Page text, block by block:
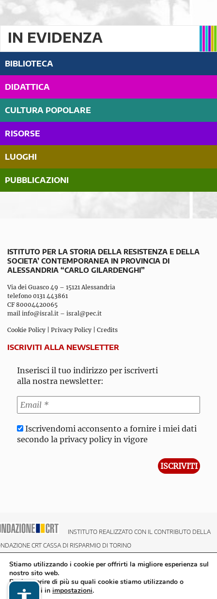
IN EVIDENZA
BIBLIOTECA
DIDATTICA
CULTURA POPOLARE
RISORSE
LUOGHI
PUBBLICAZIONI
ISTITUTO PER LA STORIA DELLA RESISTENZA E DELLA
SOCIETA’ CONTEMPORANEA IN PROVINCIA DI
ALESSANDRIA “CARLO GILARDENGHI”
Via dei Guasco 49 – 15121 Alessandria
telefono 0131 443861
CF 80004420065
mail info@isral.it – isral@pec.it
Cookie Policy Privacy Policy Credits
ISCRIVITI ALLA NEWSLETTER
Inserisci il tuo indirizzo per iscriverti
alla nostra newsletter:
Iscrivendomi acconsento a fornire i miei dati
secondo la privacy policy in vigore
INSTITUTO REALIZZATO CON IL CONTRIBUTO DELLA
CRT CASSA DI RISPARMIO DI TORINO
Stiamo utilizzando i cookie per offrirti la migliore esperienza sul
nostro sito web.
Puoi scoprire di più su quali cookie stiamo utilizzando o
disattivarli in impostazioni.